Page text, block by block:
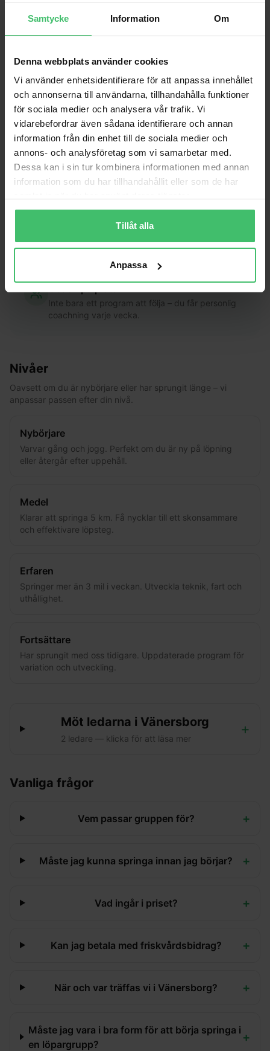
Samtycke Information Om
Denna webbplats använder cookies
Vi använder enhetsidentifierare för att anpassa innehållet
och annonserna till användarna, tillhandahålla funktioner
för sociala medier och analysera vår trafik. Vi
vidarebefordrar även sådana identifierare och annan
information från din enhet till de sociala medier och
annons- och analysföretag som vi samarbetar med.
Dessa kan i sin tur kombinera informationen med annan
information som du har tillhandahållit eller som de har
Tillåt alla
Anpassa
Varför VarjeSteg?
Smärtfri löpning
Lär dig en skonsam löpteknik som bygger upp
kroppen istället för att bryta ner den.
Personlig videoanalys och feedback för att följa
Inte bara ett program att följa – du får personlig
coachning varje vecka.
Nivåer
Oavsett om du är nybörjare eller har sprungit länge – vi
anpassar passen efter din nivå.
Nybörjare
Varvar gång och jogg. Perfekt om du är ny på löpning
eller återgår efter uppehåll.
Medel
Klarar att springa 5 km. Få nycklar till ett skonsammare
och effektivare löpsteg.
Erfaren
Springer mer än 3 mil i veckan. Utveckla teknik, fart och
uthållighet.
Fortsättare
Har sprungit med oss tidigare. Uppdaterade program för
variation och utveckling.
Möt ledarna i Vänersborg
2 ledare — klicka för att läsa mer
+
Vanliga frågor
Vem passar gruppen för? +
Måste jag kunna springa innan jag börjar? +
Vad ingår i priset? +
Kan jag betala med friskvårdsbidrag? +
När och var träffas vi i Vänersborg? +
Måste jag vara i bra form för att börja springa i
en löpargrupp?
+